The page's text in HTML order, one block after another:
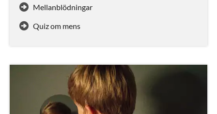
Mellanblödningar
Quiz om mens